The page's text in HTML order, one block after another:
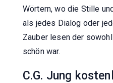
Wörtern, wo die Stille
als jedes Dialog oder
Zauber lesen der
schön war.
C.G. Jung